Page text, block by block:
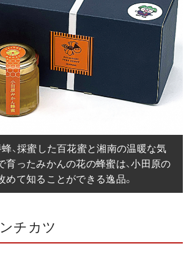
、採蜜した百花蜜と湘南の温暖な気
育ったみかんの花の蜂蜜は、小田原の
めて知ることができる逸品。
チカツ